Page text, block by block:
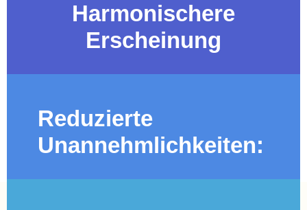
Harmonischere
Erscheinung
Reduzierte
Unannehmlichkeiten: